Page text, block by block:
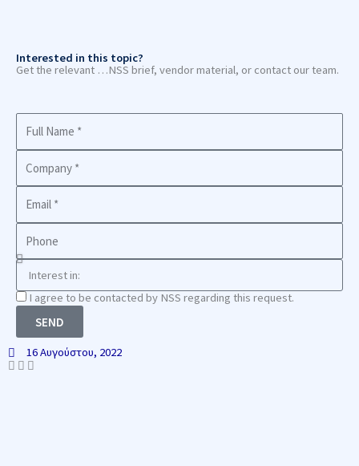
Interested in this topic?
Get the relevant …NSS brief, vendor material, or contact our team.
Full
Name
Company
Business
Email
Phone
Interest
Consnet
I agree to be contacted by NSS regarding this request.
SEND
16 Αυγούστου, 2022